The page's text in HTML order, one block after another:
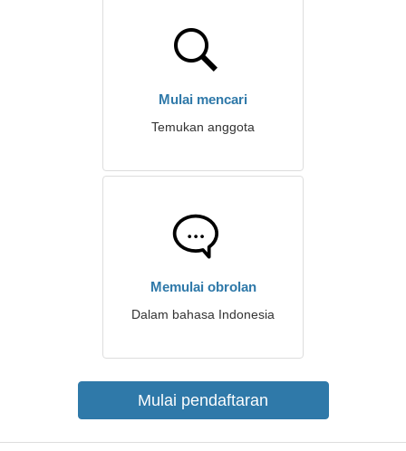
Mulai mencari
Temukan anggota
Memulai obrolan
Dalam bahasa Indonesia
Mulai pendaftaran